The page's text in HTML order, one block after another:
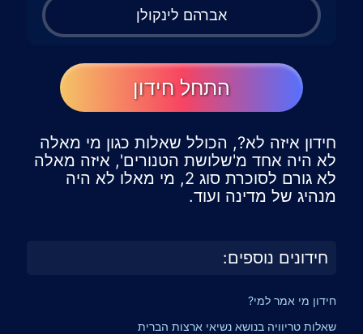
אברהם לינקולן
התחל חידון
חידון איזה לא?, הכולל שאלות כגון מי מאלה
לא היה אחד מ'שלושת הטנורים', איזה מאלה
לא גורם לסוכרת סוג 2, מי מאלו לא היה
מנהיג של מדינה ועוד.
חידונים נוספים:
חידון מי אמר למי?
שאלות טריוויה בנושא נשיאי ארצות הברית